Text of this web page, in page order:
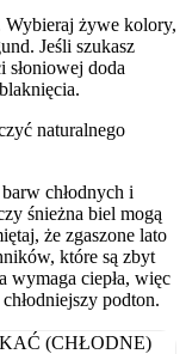
Wybieraj żywe kolory,
Jeśli szukasz
słoniowej doda
naturalnego
chłodnych i
śnieżna biel mogą
że zgaszone lato
które są zbyt
wymaga ciepła, więc
podton.
(CHŁODNE)